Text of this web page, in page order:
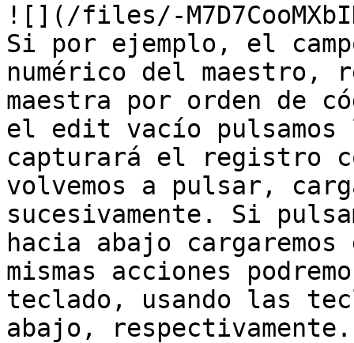
![](/files/-
Si por ejemplo, el
numérico del maestro,
maestra por orden de
el edit vacío
capturará el registro
volvemos a pulsar,
sucesivamente. Si
hacia abajo
mismas acciones
teclado, usando las
abajo, respectivamente.